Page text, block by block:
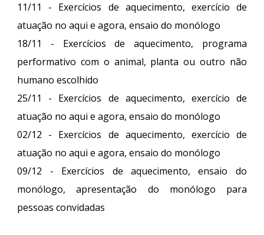
11/11 - Exercícios de aquecimento, exercício de
atuação no aqui e agora, ensaio do monólogo
18/11 - Exercícios de aquecimento, programa
performativo com o animal, planta ou outro não
humano escolhido
25/11 - Exercícios de aquecimento, exercício de
atuação no aqui e agora, ensaio do monólogo
02/12 - Exercícios de aquecimento, exercício de
atuação no aqui e agora, ensaio do monólogo
09/12 - Exercícios de aquecimento, ensaio do
monólogo, apresentação do monólogo para
pessoas convidadas